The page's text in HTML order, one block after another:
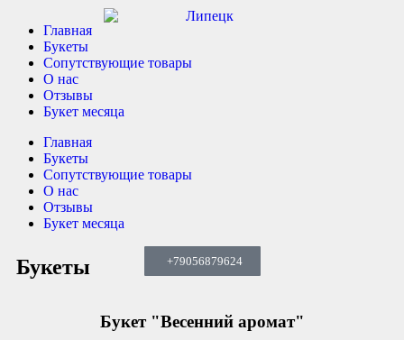
Главная
Букеты
Сопутствующие товары
О нас
Отзывы
Букет месяца
Главная
Букеты
Сопутствующие товары
О нас
Отзывы
Букет месяца
+79525953766
+79525953766
+79056879624
Букеты
Букет "Весенний аромат"